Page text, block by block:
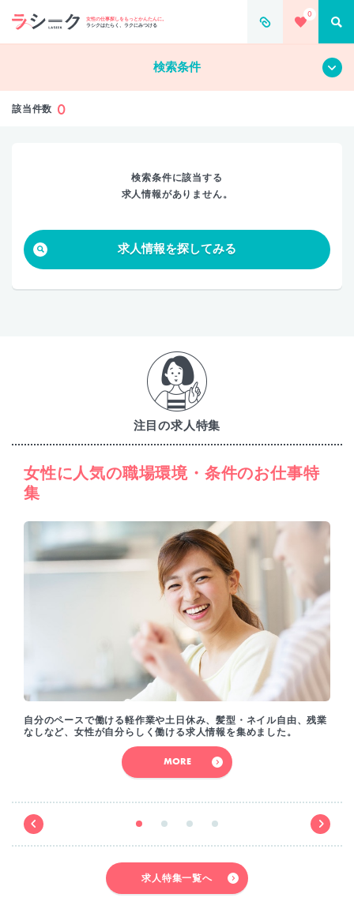
女性の仕事探しをもっとかんたんに。
ラシクはたらく、ラクにみつける
0
すべて
検索条件
該当件数 0
検索条件に該当する
求人情報がありません。
求人情報を探してみる
注目の求人特集
女性に人気の職場環境・条件のお仕事特
集
自分のペースで働ける軽作業や土日休み、髪型・ネイル自由、残業
なしなど、女性が自分らしく働ける求人情報を集めました。
MORE
求人特集一覧へ